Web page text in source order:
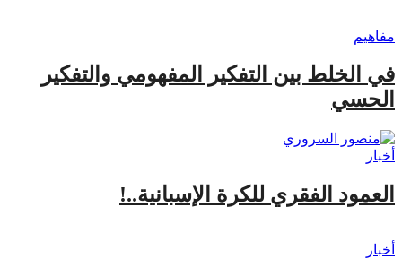
مفاهيم
في الخلط بين التفكير المفهومي والتفكير
الحسي
أخبار
العمود الفقري للكرة الإسبانية..!
أخبار